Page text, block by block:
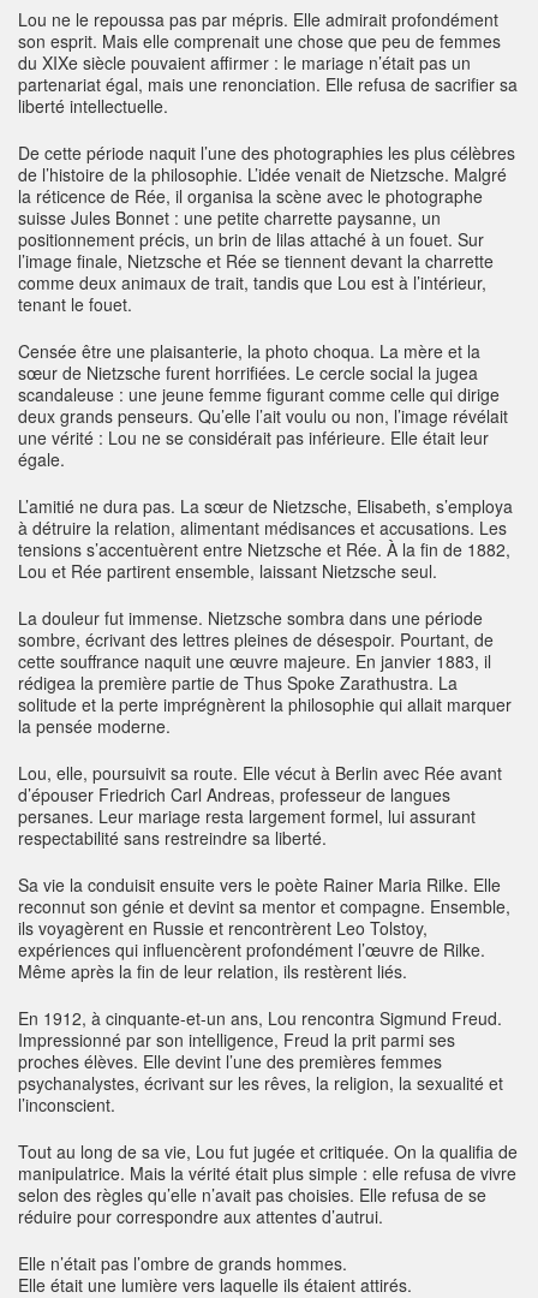
Lou ne le repoussa pas par mépris. Elle admirait profondément
son esprit. Mais elle comprenait une chose que peu de femmes
du XIXe siècle pouvaient affirmer : le mariage n’était pas un
partenariat égal, mais une renonciation. Elle refusa de sacrifier sa
liberté intellectuelle.
De cette période naquit l’une des photographies les plus célèbres
de l’histoire de la philosophie. L’idée venait de Nietzsche. Malgré
la réticence de Rée, il organisa la scène avec le photographe
suisse Jules Bonnet : une petite charrette paysanne, un
positionnement précis, un brin de lilas attaché à un fouet. Sur
l’image finale, Nietzsche et Rée se tiennent devant la charrette
comme deux animaux de trait, tandis que Lou est à l’intérieur,
tenant le fouet.
Censée être une plaisanterie, la photo choqua. La mère et la
sœur de Nietzsche furent horrifiées. Le cercle social la jugea
scandaleuse : une jeune femme figurant comme celle qui dirige
deux grands penseurs. Qu’elle l’ait voulu ou non, l’image révélait
une vérité : Lou ne se considérait pas inférieure. Elle était leur
égale.
L’amitié ne dura pas. La sœur de Nietzsche, Elisabeth, s’employa
à détruire la relation, alimentant médisances et accusations. Les
tensions s’accentuèrent entre Nietzsche et Rée. À la fin de 1882,
Lou et Rée partirent ensemble, laissant Nietzsche seul.
La douleur fut immense. Nietzsche sombra dans une période
sombre, écrivant des lettres pleines de désespoir. Pourtant, de
cette souffrance naquit une œuvre majeure. En janvier 1883, il
rédigea la première partie de Thus Spoke Zarathustra. La
solitude et la perte imprégnèrent la philosophie qui allait marquer
la pensée moderne.
Lou, elle, poursuivit sa route. Elle vécut à Berlin avec Rée avant
d’épouser Friedrich Carl Andreas, professeur de langues
persanes. Leur mariage resta largement formel, lui assurant
respectabilité sans restreindre sa liberté.
Sa vie la conduisit ensuite vers le poète Rainer Maria Rilke. Elle
reconnut son génie et devint sa mentor et compagne. Ensemble,
ils voyagèrent en Russie et rencontrèrent Leo Tolstoy,
expériences qui influencèrent profondément l’œuvre de Rilke.
Même après la fin de leur relation, ils restèrent liés.
En 1912, à cinquante-et-un ans, Lou rencontra Sigmund Freud.
Impressionné par son intelligence, Freud la prit parmi ses
proches élèves. Elle devint l’une des premières femmes
psychanalystes, écrivant sur les rêves, la religion, la sexualité et
l’inconscient.
Tout au long de sa vie, Lou fut jugée et critiquée. On la qualifia de
manipulatrice. Mais la vérité était plus simple : elle refusa de vivre
selon des règles qu’elle n’avait pas choisies. Elle refusa de se
réduire pour correspondre aux attentes d’autrui.
Elle n’était pas l’ombre de grands hommes.
Elle était une lumière vers laquelle ils étaient attirés.